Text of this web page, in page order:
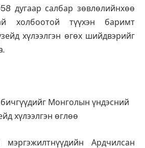
дугаар салбар зөвлөлийнхөө
холбоотой түүхэн баримт
хүлээлгэн өгөх шийдвэрийг
Ардчилсан